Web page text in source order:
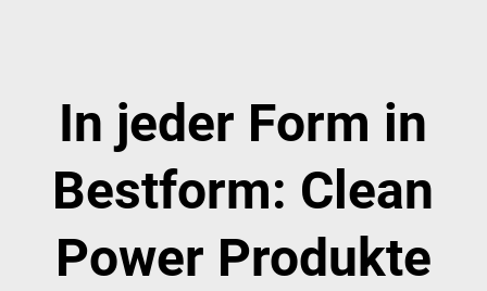
In jeder Form in
Bestform: Clean
Power Produkte